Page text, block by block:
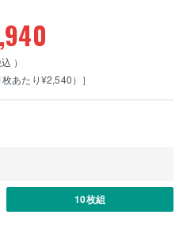
あたり¥2,540）］
10枚組